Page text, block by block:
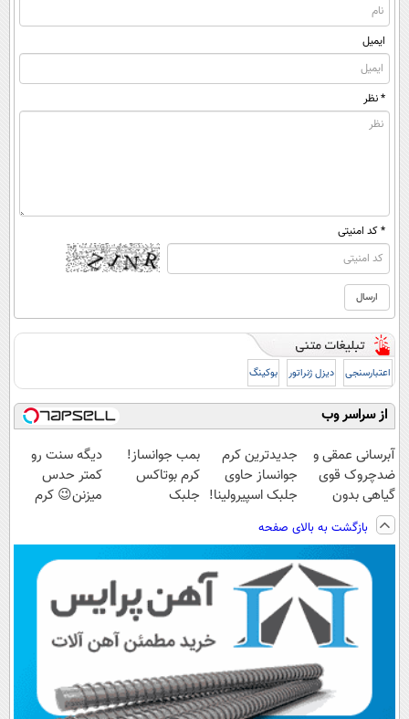
ایمیل
* نظر
* کد امنیتی
اعتبارسنجی دیزل ژنراتور بوکینگ
از سراسر وب
آبرسانی عمقی و
ضدچروک قوی
گیاهی بدون
عوارض!!(تخفیف
تا امشب)
جدیدترین کرم
جوانساز حاوی
جلبک اسپیرولینا!
تخفیف ویژه)
بمب جوانساز!
کرم بوتاکس
جلبک
دیگه سنت رو
کمتر حدس
میزنن😉 کرم
بازگشت به بالای صفحه